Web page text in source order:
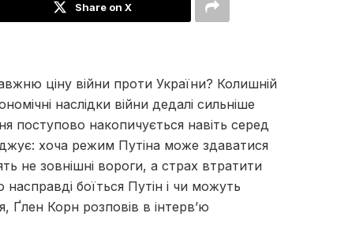
Share on X
ціну війни проти України? Колишній
наслідки війни дедалі сильніше
поступово накопичується навіть серед
хоча режим Путіна може здаватися
не зовнішні вороги, а страх втратити
боїться Путін і чи можуть
Ґлен Корн розповів в інтерв’ю